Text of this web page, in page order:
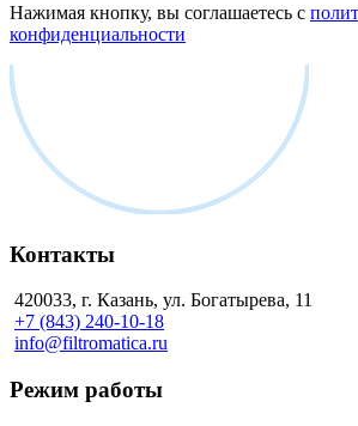
Нажимая кнопку, вы соглашаетесь с
конфиденциальности
Контакты
420033, г. Казань, ул. Богатырева, 11
+7 (843) 240-10-18
info@filtromatica.ru
Режим работы